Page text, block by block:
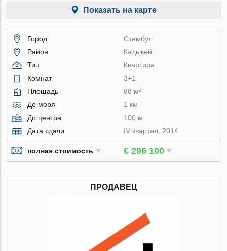
Показать на карте
Город
Стамбул
Район
Кадыкёй
Тип
Квартира
Комнат
3+1
Площадь
88 м²
До моря
1 км
До центра
100 м
Дата сдачи
IV квартал, 2014
полная стоимость € 296 100
ПРОДАВЕЦ